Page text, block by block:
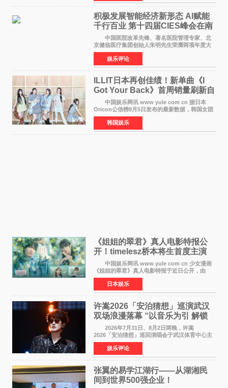
TBS综艺节目《周
积极发展智能经济新形态 Al赋能
千行百业 第十四届CIES峰会在南
京盛大召开
中国医院改革先锋、著名医院管理专家、北
京健临医疗集团创始人朱明先生荣膺两项年度大
奖 2026年7月31日，盛夏金陵，长江之畔，
以重落地·真务实·强链接为主题的2026&lsquo;人
工智能+&rsquo
娱乐评论
ILLIT日本再创佳绩！新单曲《I
Got Your Back》首周销量刷新自
身纪录
中国娱乐网讯 www yule com cn 据日本
Oricon公信榜8月5日发布的最新数据，韩国女团
ILLIT在日本发行的第二张单曲《I Got Your
Back》首周销量达到71,009张，成功跻身最新一
期周单曲排行
韩国娱乐
《姐姐的翠君》真人电影特报公
开！timelesz桥本将生首度主演
12月4日上映
中国娱乐网讯 www yule com cn 少女漫画
《姐姐的翠君》真人电影特报于近日公开，由
timelesz成员桥本将生担任主演，这也是他首次
担任电影主演，引发高度关注。 女高中生咲
苗翠（中岛瑠菜
日本娱乐
许嵩2026「安泊猜想」巡演武汉
双场浪漫落幕 “以音乐为引 解锁
江城记忆”
2026年7月31日、8月2日两晚，许嵩
2026「安泊猜想」巡回演唱会于武汉体育中心主
体育场盛大开唱。许嵩与数万歌迷在此相聚，从
浪漫惬意的舞台设计到充满诚意与惊喜的现场互
动，共同开启了一场关于
娱乐评论
张翼的易学江湖行——从湖湘民
间到世界500强企业！